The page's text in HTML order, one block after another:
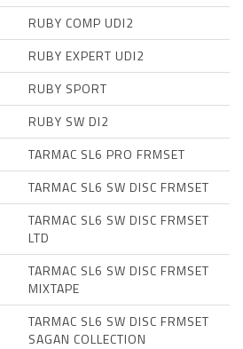
RUBY COMP UDI2
RUBY EXPERT UDI2
RUBY SPORT
RUBY SW DI2
TARMAC SL6 PRO FRMSET
TARMAC SL6 SW DISC FRMSET
TARMAC SL6 SW DISC FRMSET
LTD
TARMAC SL6 SW DISC FRMSET
MIXTAPE
TARMAC SL6 SW DISC FRMSET
SAGAN COLLECTION